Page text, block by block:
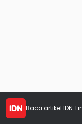
Baca artikel IDN